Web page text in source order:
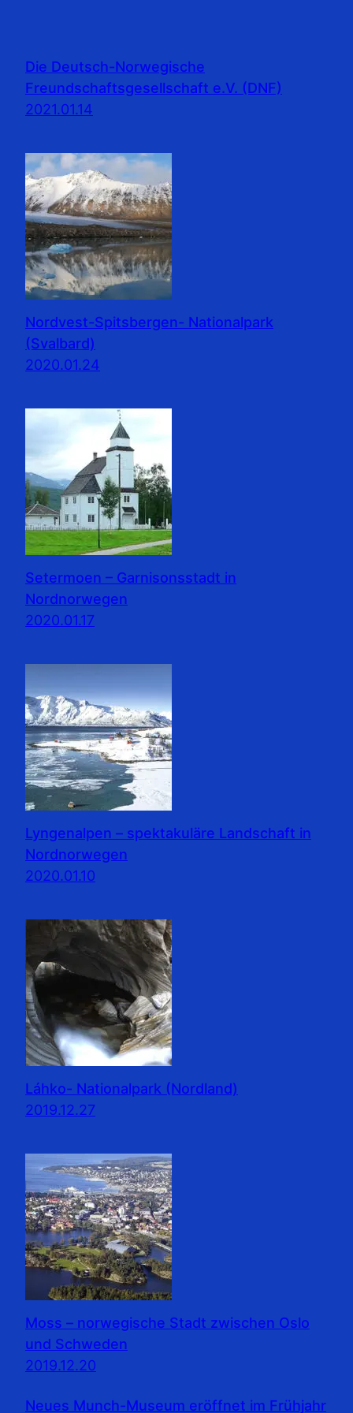
Die Deutsch-Norwegische
Freundschaftsgesellschaft e.V. (DNF)
2021.01.14
Nordvest-Spitsbergen- Nationalpark
(Svalbard)
2020.01.24
Setermoen – Garnisonsstadt in
Nordnorwegen
2020.01.17
Lyngenalpen – spektakuläre Landschaft in
Nordnorwegen
2020.01.10
Láhko- Nationalpark (Nordland)
2019.12.27
Moss – norwegische Stadt zwischen Oslo
und Schweden
2019.12.20
Neues Munch-Museum eröffnet im Frühjahr